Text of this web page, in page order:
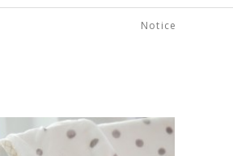
Notice